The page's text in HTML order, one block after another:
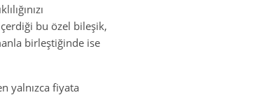
bu özel bileşik,
birleştiğinde ise
yalnızca fiyata